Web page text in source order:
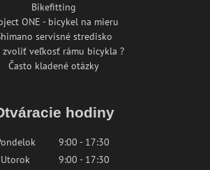
Bikefitting
ONE - bicykel na mieru
servisné stredisko
zvoliť veľkosť rámu bicykla ?
Často kladené otázky
hodiny
9:00 - 17:30
Utorok
9:00 - 17:30